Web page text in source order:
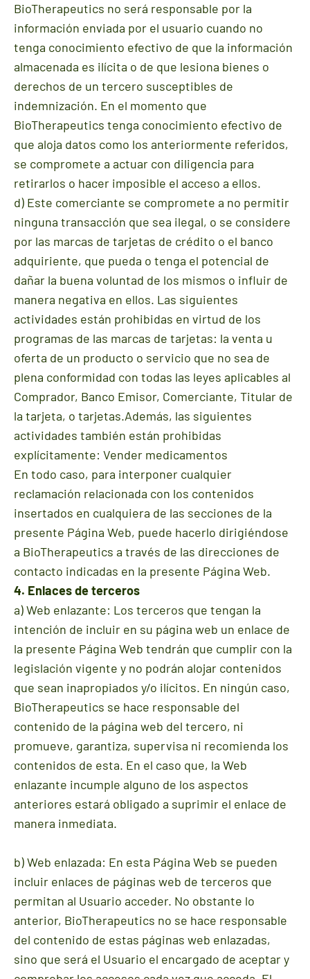
BioTherapeutics no será responsable por la
información enviada por el usuario cuando no
tenga conocimiento efectivo de que la información
almacenada es ilícita o de que lesiona bienes o
derechos de un tercero susceptibles de
indemnización. En el momento que
BioTherapeutics tenga conocimiento efectivo de
que aloja datos como los anteriormente referidos,
se compromete a actuar con diligencia para
retirarlos o hacer imposible el acceso a ellos.
d) Este comerciante se compromete a no permitir
ninguna transacción que sea ilegal, o se considere
por las marcas de tarjetas de crédito o el banco
adquiriente, que pueda o tenga el potencial de
dañar la buena voluntad de los mismos o influir de
manera negativa en ellos. Las siguientes
actividades están prohibidas en virtud de los
programas de las marcas de tarjetas: la venta u
oferta de un producto o servicio que no sea de
plena conformidad con todas las leyes aplicables al
Comprador, Banco Emisor, Comerciante, Titular de
la tarjeta, o tarjetas.Además, las siguientes
actividades también están prohibidas
explícitamente: Vender medicamentos
En todo caso, para interponer cualquier
reclamación relacionada con los contenidos
insertados en cualquiera de las secciones de la
presente Página Web, puede hacerlo dirigiéndose
a BioTherapeutics a través de las direcciones de
contacto indicadas en la presente Página Web.
4. Enlaces de terceros
a) Web enlazante: Los terceros que tengan la
intención de incluir en su página web un enlace de
la presente Página Web tendrán que cumplir con la
legislación vigente y no podrán alojar contenidos
que sean inapropiados y/o ilícitos. En ningún caso,
BioTherapeutics se hace responsable del
contenido de la página web del tercero, ni
promueve, garantiza, supervisa ni recomienda los
contenidos de esta. En el caso que, la Web
enlazante incumple alguno de los aspectos
anteriores estará obligado a suprimir el enlace de
manera inmediata.
b) Web enlazada: En esta Página Web se pueden
incluir enlaces de páginas web de terceros que
permitan al Usuario acceder. No obstante lo
anterior, BioTherapeutics no se hace responsable
del contenido de estas páginas web enlazadas,
sino que será el Usuario el encargado de aceptar y